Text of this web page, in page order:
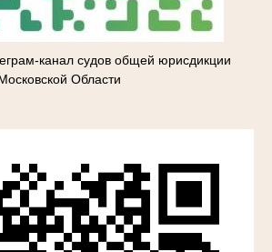
канал судов общей юрисдикции
Области